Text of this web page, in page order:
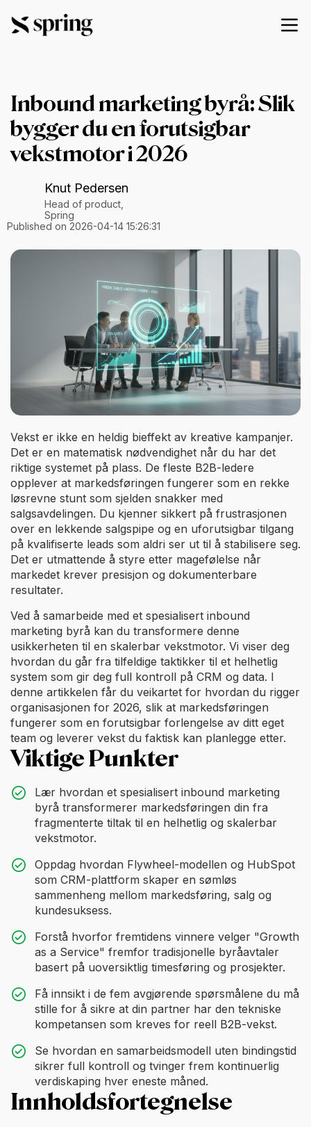
Inbound marketing byrå: Slik
bygger du en forutsigbar
vekstmotor i 2026
Knut Pedersen
Head of product,
Spring
Published on 2026-04-14 15:26:31
Vekst er ikke en heldig bieffekt av kreative kampanjer.
Det er en matematisk nødvendighet når du har det
riktige systemet på plass. De fleste B2B-ledere
opplever at markedsføringen fungerer som en rekke
løsrevne stunt som sjelden snakker med
salgsavdelingen. Du kjenner sikkert på frustrasjonen
over en lekkende salgspipe og en uforutsigbar tilgang
på kvalifiserte leads som aldri ser ut til å stabilisere seg.
Det er utmattende å styre etter magefølelse når
markedet krever presisjon og dokumenterbare
resultater.
Ved å samarbeide med et spesialisert inbound
marketing byrå kan du transformere denne
usikkerheten til en skalerbar vekstmotor. Vi viser deg
hvordan du går fra tilfeldige taktikker til et helhetlig
system som gir deg full kontroll på CRM og data. I
denne artikkelen får du veikartet for hvordan du rigger
organisasjonen for 2026, slik at markedsføringen
fungerer som en forutsigbar forlengelse av ditt eget
team og leverer vekst du faktisk kan planlegge etter.
Viktige Punkter
Lær hvordan et spesialisert inbound marketing
byrå transformerer markedsføringen din fra
fragmenterte tiltak til en helhetlig og skalerbar
vekstmotor.
Oppdag hvordan Flywheel-modellen og HubSpot
som CRM-plattform skaper en sømløs
sammenheng mellom markedsføring, salg og
kundesuksess.
Forstå hvorfor fremtidens vinnere velger "Growth
as a Service" fremfor tradisjonelle byråavtaler
basert på uoversiktlig timesføring og prosjekter.
Få innsikt i de fem avgjørende spørsmålene du må
stille for å sikre at din partner har den tekniske
kompetansen som kreves for reell B2B-vekst.
Se hvordan en samarbeidsmodell uten bindingstid
sikrer full kontroll og tvinger frem kontinuerlig
verdiskaping hver eneste måned.
Innholdsfortegnelse